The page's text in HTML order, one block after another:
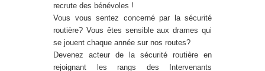
recrute des bénévoles !
Vous vous sentez concerné par la sécurité
routière? Vous êtes sensible aux drames qui
se jouent chaque année sur nos routes?
Devenez acteur de la sécurité routière en
rejoignant les rangs des Intervenants